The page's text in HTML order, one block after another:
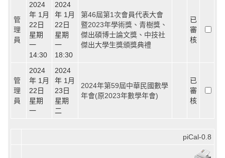
管
理
員
2024
年 1月
22日
星期
一
14:30
2024
年 1月
22日
星期
一
18:30
第46屆第1次會員代表大會
暨2023年學術獎、青樹獎、
傑出碩博士論文獎、中技社
傑出大學生獎頒獎典禮
已
審
核
管
理
員
2024
年 1月
22日
星期
一
2024
年 1月
23日
星期
二
2024年第59屆中華民國數學
年會(原2023年數學年會)
已
審
核
piCal-0.8